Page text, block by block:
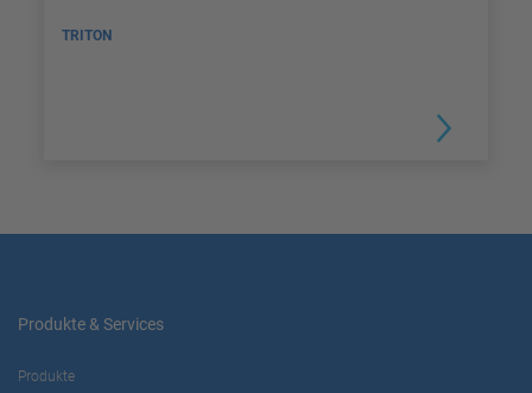
TRITON
Produkte & Services
Produkte